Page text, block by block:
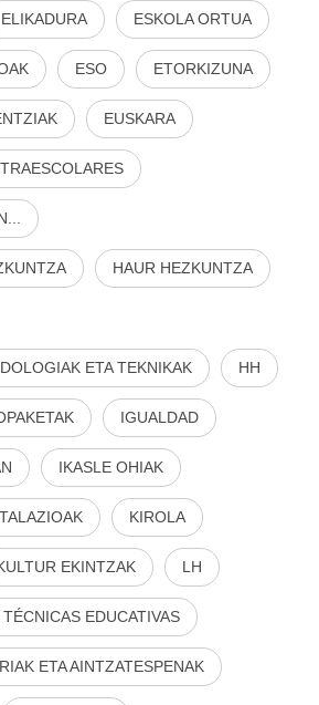
ELIKADURA ESKOLA ORTUA
ESO ETORKIZUNA
EUSKARA
HAUR HEZKUNTZA
ETA TEKNIKAK HH
IGUALDAD
IKASLE OHIAK
KIROLA
EKINTZAK LH
EDUCATIVAS
ETA AINTZATESPENAK